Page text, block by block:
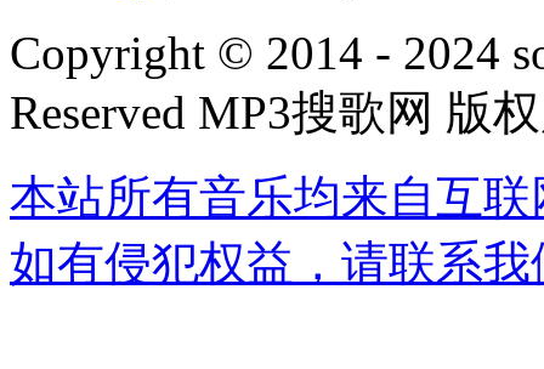
Copyright © 2014 - 2024
Reserved MP3搜歌网 版
本站所有音乐均来自互
如有侵犯权益，请联系